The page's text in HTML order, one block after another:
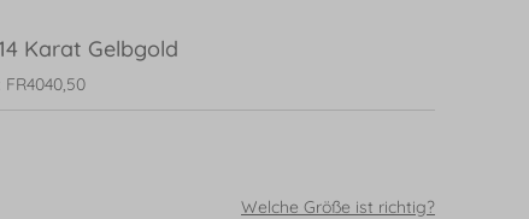
Karat Gelbgold
Welche Größe ist richtig?